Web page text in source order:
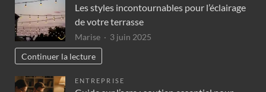
Les styles incontournables pour l’éclairage
de votre terrasse
Marise
3 juin 2025
Continuer la lecture
ENTREPRISE